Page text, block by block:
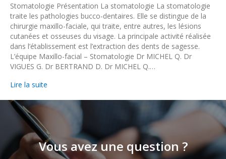
Stomatologie Présentation La stomatologie La stomatologie
traite les pathologies bucco-dentaires. Elle se distingue de la
chirurgie maxillo-faciale, qui traite, entre autres, les lésions
cutanées et osseuses du visage. La principale activité réalisée
dans l’établissement est l’extraction des dents de sagesse.
L’équipe Maxillo-facial – Stomatologie Dr MICHEL Q. Dr
VIGUES G. Dr BERTRAND D. Dr MICHEL Q.…
Lire la suite
Vous avez une question ?